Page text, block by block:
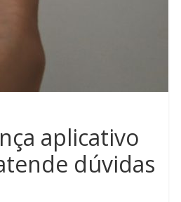
aplicativo
dúvidas